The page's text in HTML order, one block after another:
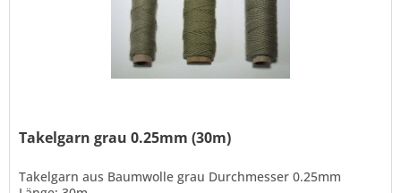
Takelgarn grau 0.25mm (30m)
Takelgarn aus Baumwolle grau Durchmesser 0.25mm